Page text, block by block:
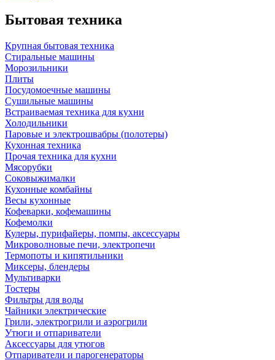
Бытовая техника
Крупная бытовая техника
Стиральные машины
Морозильники
Плиты
Посудомоечные машины
Сушильные машины
Встраиваемая техника для кухни
Холодильники
Паровые и электрошвабры (полотеры)
Кухонная техника
Прочая техника для кухни
Мясорубки
Соковыжималки
Кухонные комбайны
Весы кухонные
Кофеварки, кофемашины
Кофемолки
Кулеры, пурифайеры, помпы, аксессуары
Микроволновые печи, электропечи
Термопоты и кипятильники
Миксеры, блендеры
Мультиварки
Тостеры
Фильтры для воды
Чайники электрические
Грили, электрогрили и аэрогрили
Утюги и отпариватели
Аксессуары для утюгов
Отпариватели и парогенераторы